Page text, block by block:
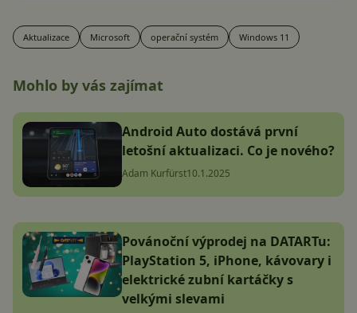
Aktualizace Microsoft operační systém Windows 11
Mohlo by vás zajímat
Android Auto dostává první
letošní aktualizaci. Co je nového?
Adam Kurfürst10.1.2025
Povánoční výprodej na DATARTu:
PlayStation 5, iPhone, kávovary i
elektrické zubní kartáčky s
velkými slevami